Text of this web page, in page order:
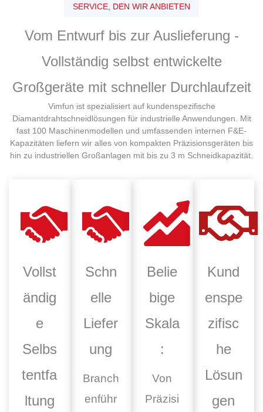
SERVICE, DEN WIR ANBIETEN
Vom Entwurf bis zur Auslieferung -
Vollständig selbst entwickelte
Großgeräte mit schneller Durchlaufzeit
Vimfun ist spezialisiert auf kundenspezifische
Diamantdrahtschneidlösungen für industrielle Anwendungen. Mit
fast 100 Maschinenmodellen und umfassenden internen F&E-
Kapazitäten liefern wir alles von kompakten Präzisionsgeräten bis
hin zu industriellen Großanlagen mit bis zu 3 m Schneidkapazität.
Vollst
ändig
e
Selbs
tentfa
ltung
Schn
elle
Liefer
ung
Branch
enführ
Belie
bige
Skala
:
Von
Präzisi
Kund
enspe
zifisc
he
Lösun
gen